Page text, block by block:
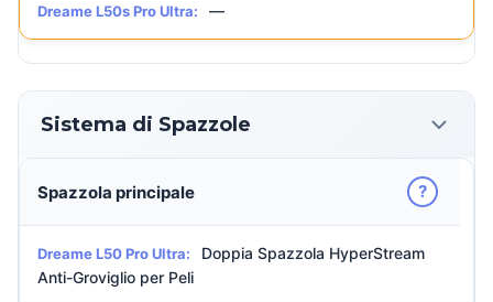
Dreame L50s Pro Ultra: —
Sistema di Spazzole
Spazzola principale ?
Dreame L50 Pro Ultra:
Doppia Spazzola HyperStream
Anti-Groviglio per Peli